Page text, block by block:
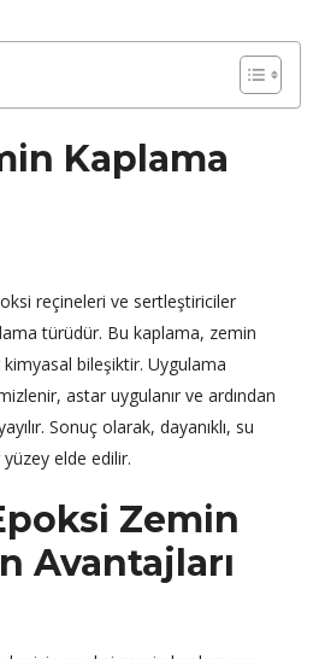
Kaplama
reçineleri ve sertleştiriciler
türüdür. Bu kaplama, zemin
bileşiktir. Uygulama
astar uygulanır ve ardından
Sonuç olarak, dayanıklı, su
elde edilir.
Zemin
Avantajları